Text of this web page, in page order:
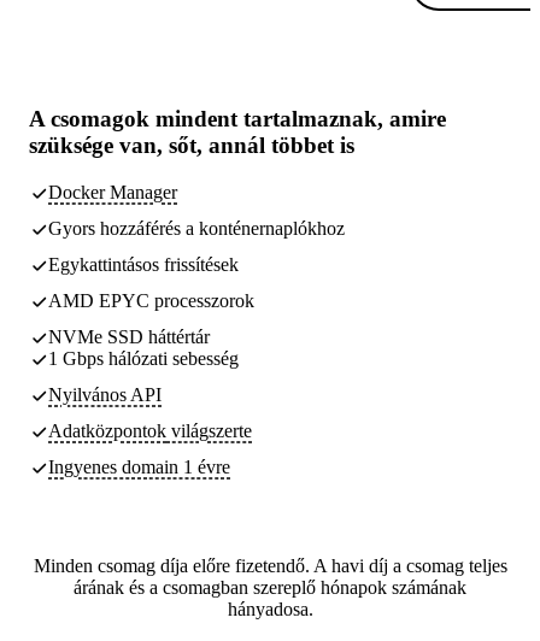
A csomagok mindent tartalmaznak, amire
szüksége van, sőt, annál többet is
Docker Manager
Gyors hozzáférés a konténernaplókhoz
Egykattintásos frissítések
AMD EPYC processzorok
NVMe SSD háttértár
1 Gbps hálózati sebesség
Nyilvános API
Adatközpontok világszerte
Ingyenes domain 1 évre
Minden csomag díja előre fizetendő. A havi díj a csomag teljes
árának és a csomagban szereplő hónapok számának
hányadosa.